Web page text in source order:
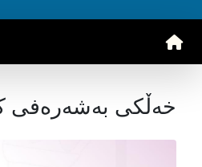
خەڵکی بەشەرەفی